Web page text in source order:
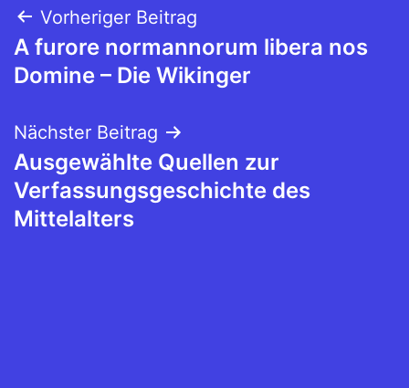
Beitragsnavigation
Vorheriger Beitrag
A furore normannorum libera nos
Domine – Die Wikinger
Nächster Beitrag
Ausgewählte Quellen zur
Verfassungsgeschichte des
Mittelalters